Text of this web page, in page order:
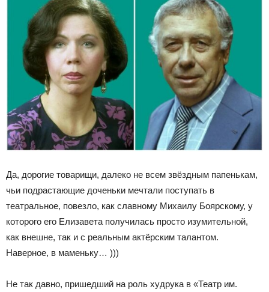
Да, дорогие товарищи, далеко не всем звёздным папенькам,
чьи подрастающие доченьки мечтали поступать в
театральное, повезло, как славному Михаилу Боярскому, у
которого его Елизавета получилась просто изумительной,
как внешне, так и с реальным актёрским талантом.
Наверное, в маменьку… )))
Не так давно, пришедший на роль худрука в «Театр им.